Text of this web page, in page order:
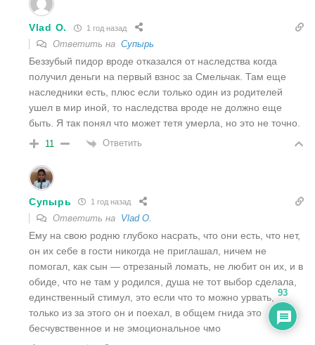
Vlad O. 1 год назад
Ответить на Супырь
Беззубый пидор вроде отказался от наследства когда
получил деньги на первый взнос за Смельчак. Там еще
наследники есть, плюс если только один из родителей
ушел в мир иной, то наследства вроде не должно еще
быть. Я так понял что может тетя умерла, но это не точно.
11 Ответить
Супырь 1 год назад
Ответить на Vlad O.
Ему на свою родню глубоко насрать, что они есть, что нет,
он их себе в гости никогда не приглашал, ничем не
помогал, как сын — отрезаный ломать, не любит он их, и в
обиде, что не там у родился, душа не тот выбор сделала,
единственный стимул, это если что то можно урвать,
только из за этого он и поехал, в общем гнида это
бесчувственное и не эмоциональное чмо
93